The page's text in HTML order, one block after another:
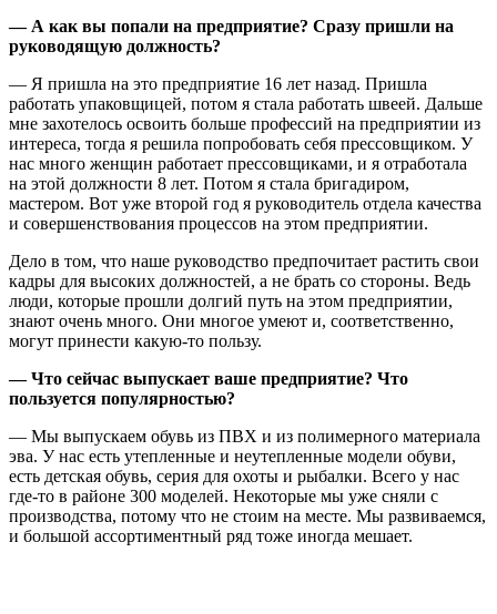
— А как вы попали на предприятие? Сразу пришли на
руководящую должность?
— Я пришла на это предприятие 16 лет назад. Пришла
работать упаковщицей, потом я стала работать швеей. Дальше
мне захотелось освоить больше профессий на предприятии из
интереса, тогда я решила попробовать себя прессовщиком. У
нас много женщин работает прессовщиками, и я отработала
на этой должности 8 лет. Потом я стала бригадиром,
мастером. Вот уже второй год я руководитель отдела качества
и совершенствования процессов на этом предприятии.
Дело в том, что наше руководство предпочитает растить свои
кадры для высоких должностей, а не брать со стороны. Ведь
люди, которые прошли долгий путь на этом предприятии,
знают очень много. Они многое умеют и, соответственно,
могут принести какую-то пользу.
— Что сейчас выпускает ваше предприятие? Что
пользуется популярностью?
— Мы выпускаем обувь из ПВХ и из полимерного материала
эва. У нас есть утепленные и неутепленные модели обуви,
есть детская обувь, серия для охоты и рыбалки. Всего у нас
где-то в районе 300 моделей. Некоторые мы уже сняли с
производства, потому что не стоим на месте. Мы развиваемся,
и большой ассортиментный ряд тоже иногда мешает.